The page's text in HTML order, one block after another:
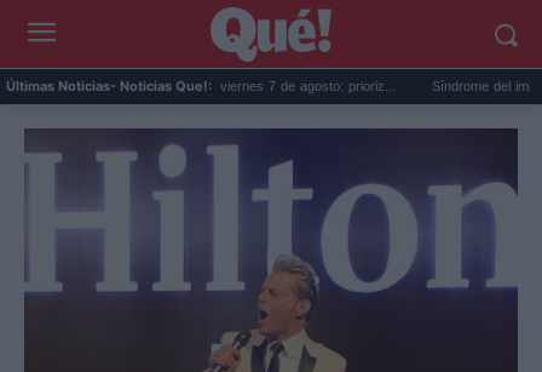
Últimas Noticias- Noticias Que!:
Horóscopo de Leo hoy, viernes 7 de agosto: prioriz... Síndrome del impostor